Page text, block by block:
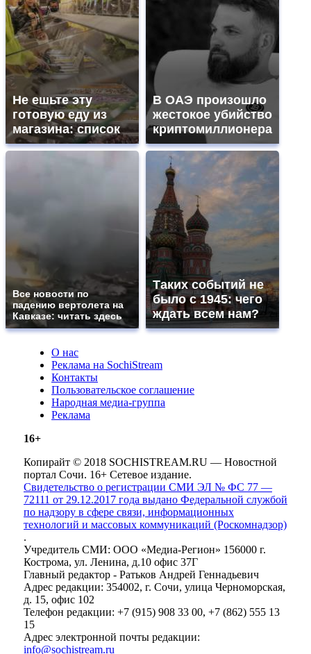
Не ешьте эту
готовую еду из
магазина: список
В ОАЭ произошло
жестокое убийство
криптомиллионера
Все новости по
падению вертолета на
Кавказе: читать здесь
Таких событий не
было с 1945: чего
ждать всем нам?
О нас
Реклама на SochiStream
Контакты
Пользовательское соглашение
Народная медиа-группа
Реклама
16+
Копирайт © 2018 SOCHISTREAM.RU — Новостной
портал Сочи. 16+ Сетевое издание.
Свидетельство о регистрации СМИ ЭЛ № ФС 77 —
72111 от 29.12.2017 года выдано Федеральной службой
по надзору в сфере связи, информационных
технологий и массовых коммуникаций (Роскомнадзор)
.
Учредитель СМИ: ООО «Медиа-Регион» 156000 г.
Кострома, ул. Ленина, д.10 офис 37Г
Главный редактор - Ратьков Андрей Геннадьевич
Адрес редакции: 354002, г. Сочи, улица Черноморская,
д. 15, офис 102
Телефон редакции: +7 (915) 908 33 00, +7 (862) 555 13
15
Адрес электронной почты редакции:
info@sochistream.ru